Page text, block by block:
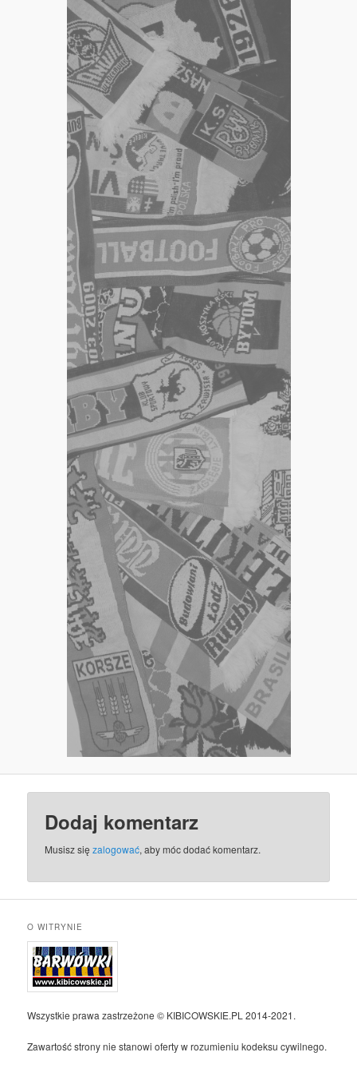
Dodaj komentarz
Musisz sięzalogować, aby móc dodać komentarz.
O WITRYNIE
Wszystkie prawa zastrzeżone © KIBICOWSKIE.PL 2014-2021.
Zawartość strony nie stanowi oferty w rozumieniu kodeksu cywilnego.